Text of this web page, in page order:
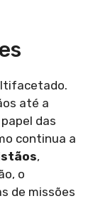
até a
das
continua a
,
o
de missões